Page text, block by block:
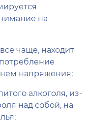
на
чаще, находит
напряжения;
алкоголя, из-
над собой, на